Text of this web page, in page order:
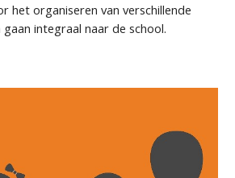
het organiseren van verschillende
integraal naar de school.